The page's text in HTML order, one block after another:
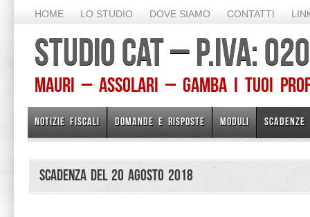
HOME LO STUDIO DOVE SIAMO CONTATTI
STUDIO CAT – P.IVA:
Mauri – Assolari – Gamba I TUOI
NOTIZIE FISCALI DOMANDE E RISPOSTE MODULI SCADENZE
Scadenza del 20 Agosto 2018